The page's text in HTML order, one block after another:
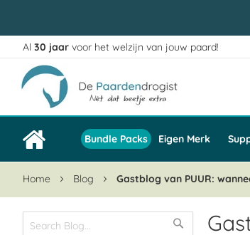
Ga
naar
de
inhoud
Al 30 jaar voor het welzijn van jouw paard!
Bundle Packs Eigen Merk
Home Blog Gastblog van PUUR: